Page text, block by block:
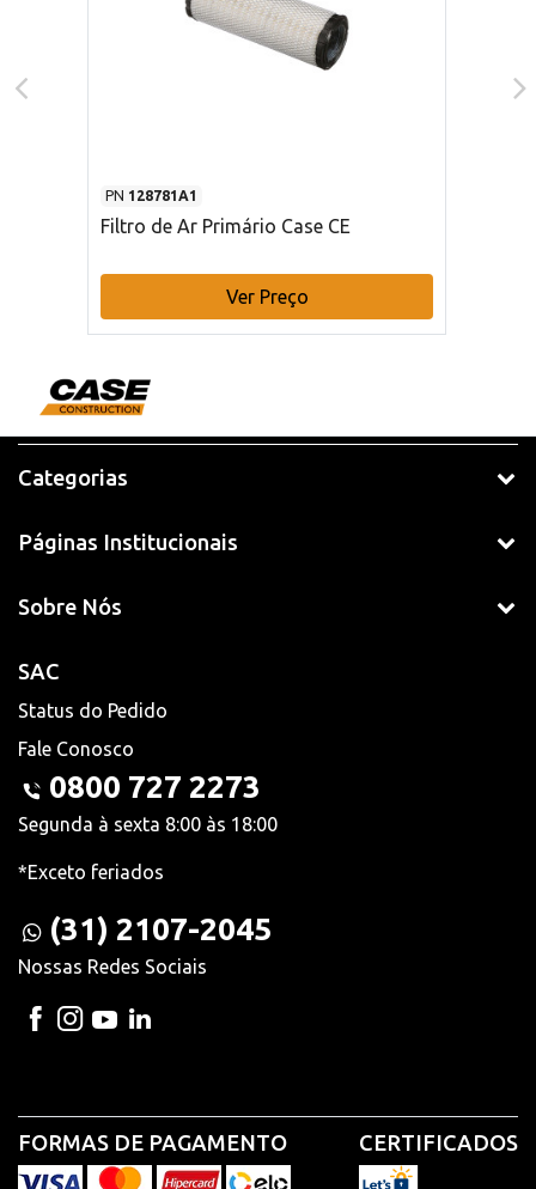
PN 128781A1
Filtro de Ar Primário Case CE
Ver Preço
Categorias
Páginas Institucionais
Sobre Nós
SAC
Status do Pedido
Fale Conosco
0800 727 2273
Segunda à sexta 8:00 às 18:00
*Exceto feriados
(31) 2107-2045
Nossas Redes Sociais
FORMAS DE PAGAMENTO CERTIFICADOS